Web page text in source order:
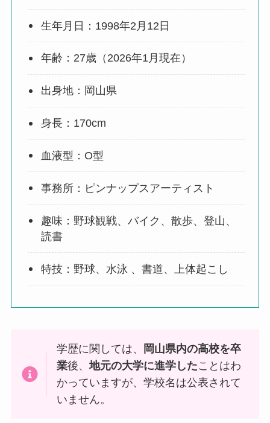
生年月日：1998年2月12日
年齢：27歳（2026年1月現在）
出身地：岡山県
身長：170cm
血液型：O型
事務所：ピンナップスアーティスト
趣味：野球観戦、バイク、散歩、登山、
読書
特技：野球、水泳 、書道、上体起こし
学歴に関しては、
岡山県内の高校を卒
業後、地元の大学に進学したことはわ
かっていますが、学校名は公表されて
いません。